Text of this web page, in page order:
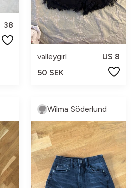
38
valleygirl
US 8
50 SEK
Wilma Söderlund